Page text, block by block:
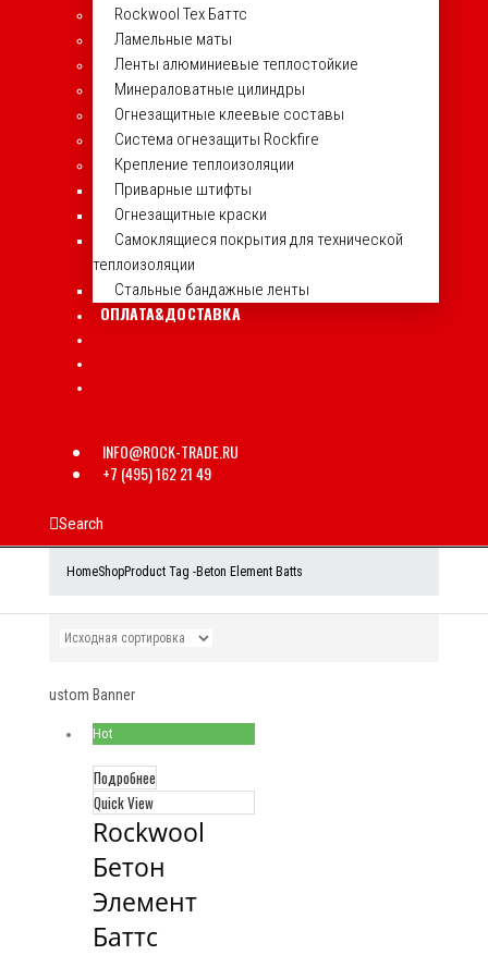
Rockwool Тех Баттс
Ламельные маты
Ленты алюминиевые теплостойкие
Минераловатные цилиндры
Огнезащитные клеевые составы
Система огнезащиты Rockfire
Крепление теплоизоляции
Приварные штифты
Огнезащитные краски
Самоклящиеся покрытия для технической
теплоизоляции
Стальные бандажные ленты
ОПЛАТА&ДОСТАВКА
INFO@ROCK-TRADE.RU
+7 (495) 162 21 49
Search
HomeShopProduct Tag -Beton Element Batts
ustom Banner
Hot
Подробнее
Quick View
Rockwool
Бетон
Элемент
Баттс